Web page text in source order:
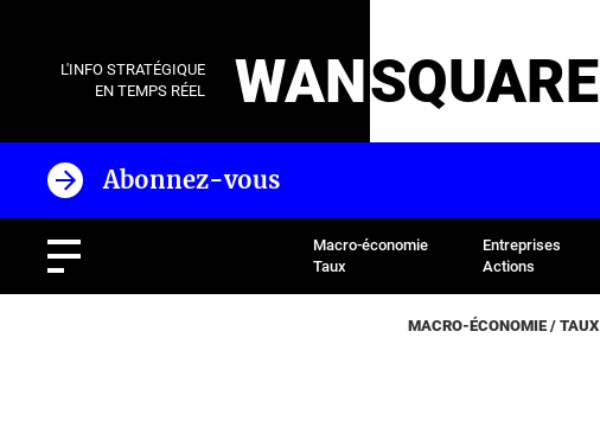
L'INFO STRATÉGIQUE
EN TEMPS RÉEL
WANSQUARE
Abonnez-vous
Macro-économie
Taux
Entreprises
Actions
MACRO-ÉCONOMIE / TAUX